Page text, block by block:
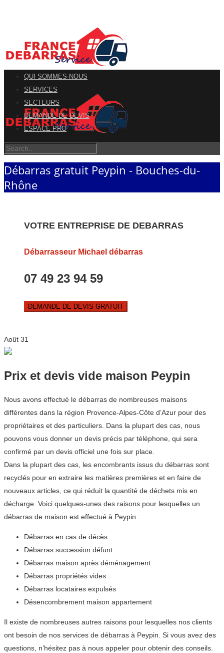
QUI SOMMES-NOUS
SERVICES
SECTEURS
DEMANDE DE DEVIS
ESPACE PRO
Débarras gratuit Peypin - Bouches-du-
Rhône
VOTRE ENTREPRISE DE DEBARRAS
Débarrasseur Michael débarras
07 49 23 94 59
DEMANDE DE DEVIS GRATUIT
Août 31
Prix et devis vide maison Peypin
Nous avons effectué le débarras de nombreuses maisons
différentes dans la région Provence-Alpes-Côte d’Azur pour des
propriétaires et des particuliers. Dans la plupart des cas, nous
pouvons vous donner un devis précis par téléphone, qui sera
confirmé par un devis officiel une fois sur place.
Dans la plupart des cas, les encombrants issus du débarras sont
recyclés pour en extraire les matières premières et en faire de
nouveaux articles, ce qui réduit la quantité de déchets mis en
décharge. Voici quelques-unes des raisons pour lesquelles un
débarras de maison est effectué à Peypin :
Débarras en cas de décès
Débarras succession défunt
Débarras maison après déménagement
Débarras propriétés vides
Débarras locataires expulsés
Désencombrement maison appartement
Il existe de nombreuses autres raisons pour lesquelles nos clients
ont besoin de nos services de débarras à Peypin. Si vous avez des
questions, n’hésitez pas à nous appeler pour obtenir des conseils.